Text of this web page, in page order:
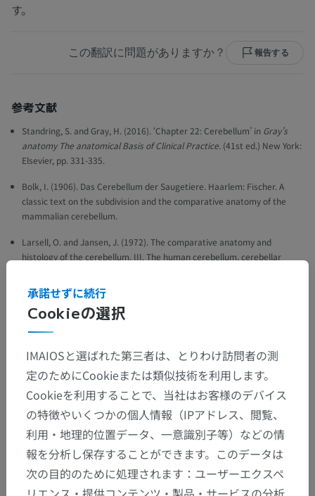
す。
この翻訳に問題がありますか？ 報告する
参考文献
Standring, S. and Gray, H. (2016). ‘Chapter 22: Cerebellum’ in Gray’s
anatomy The anatomical Basis of Clinical Practice. (41st ed.) New York:
Elsevier, pp. 331-335.
Bolk, I. (1906). Das Cerebellum der Saugetiere. Haarlem: Fischer. A
classic text on the subdivision and the comparative anatomy of the
mammalian cerebellum.
Larsell, O. and Jansen, J. (1972). The comparative anatomy and
histology of the cerebellum. III. The human cerebellum, cerebellar
Minnesota Press.
Snell, R.S. (2010). ‘Chapter6: The Cerebellum and its Connections’, in
ギャラリー
Cookieの選択
承諾せずに続行
IMAIOSと選ばれた第三者は、とりわけ訪問者の測
定のためにCookieまたは類似技術を利用します。
Cookieを利用することで、当社はお客様のデバイス
の特徴やいくつかの個人情報（IPアドレス、閲覧、
利用・地理的位置データ、一意識別子等）などの情
報を分析し保存することができます。このデータは
次の目的のために処理されます：ユーザーエクスペ